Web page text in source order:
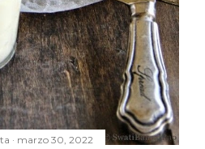
marzo 30, 2022